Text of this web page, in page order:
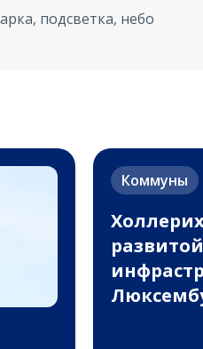
подсветка, небо
Коммуны
развитой